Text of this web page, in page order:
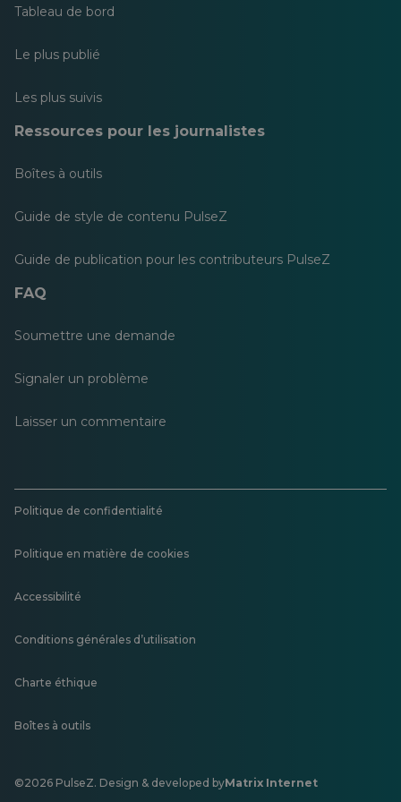
Tableau de bord
Le plus publié
Les plus suivis
Ressources pour les journalistes
Boîtes à outils
Guide de style de contenu PulseZ
Guide de publication pour les contributeurs PulseZ
FAQ
Soumettre une demande
Signaler un problème
Laisser un commentaire
Politique de confidentialité
Politique en matière de cookies
Accessibilité
Conditions générales d’utilisation
Charte éthique
Boîtes à outils
©2026 PulseZ. Design & developed byMatrix Internet
S'ouvre